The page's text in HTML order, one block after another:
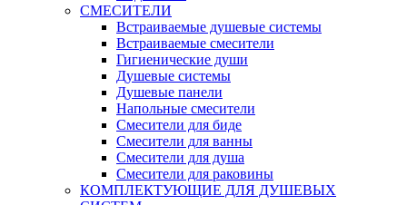
СМЕСИТЕЛИ
Встраиваемые душевые системы
Встраиваемые смесители
Гигиенические души
Душевые системы
Душевые панели
Напольные смесители
Смесители для биде
Смесители для ванны
Смесители для душа
Смесители для раковины
КОМПЛЕКТУЮЩИЕ ДЛЯ ДУШЕВЫХ